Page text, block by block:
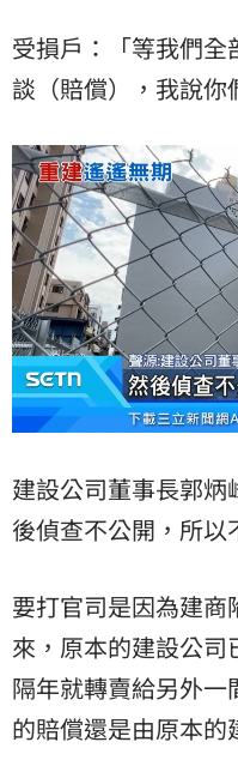
受損戶：「等我們
談（賠償），我說你
建設公司董事長郭
後偵查不公開，所以
要打官司是因為建商
來，原本的建設公
隔年就轉賣給另外一
的賠償還是由原本的